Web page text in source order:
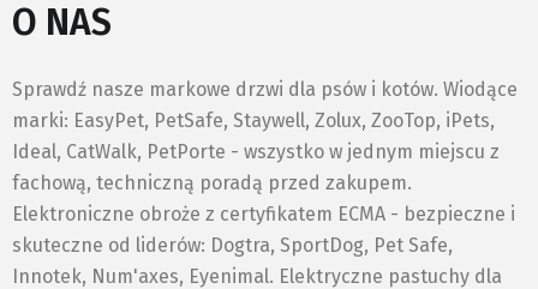
O NAS
Sprawdź nasze markowe drzwi dla psów i kotów. Wiodące
marki: EasyPet, PetSafe, Staywell, Zolux, ZooTop, iPets,
Ideal, CatWalk, PetPorte - wszystko w jednym miejscu z
fachową, techniczną poradą przed zakupem.
Elektroniczne obroże z certyfikatem ECMA - bezpieczne i
skuteczne od liderów: Dogtra, SportDog, Pet Safe,
Innotek, Num'axes, Eyenimal. Elektryczne pastuchy dla